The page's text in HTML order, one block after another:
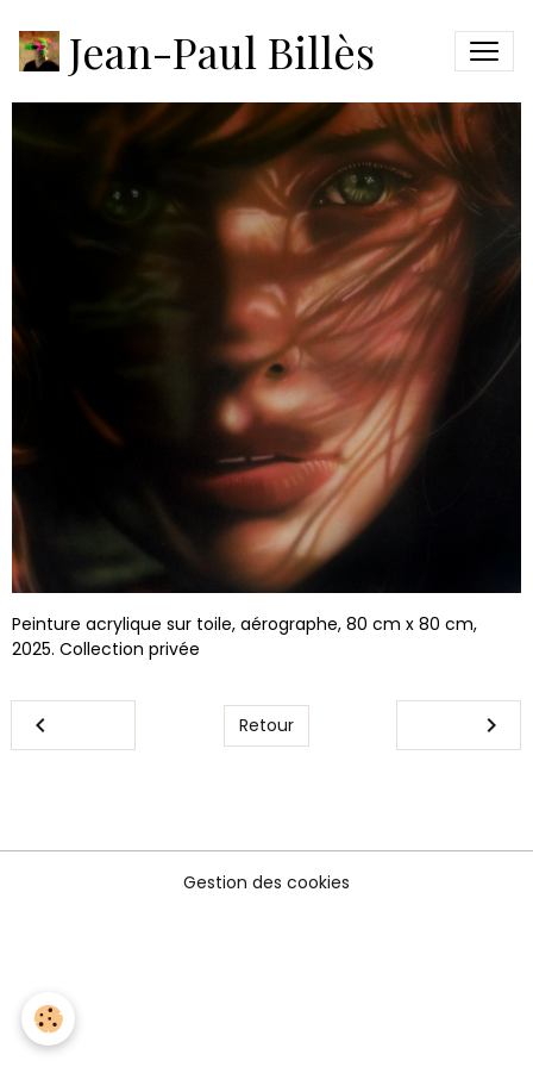
Jean-Paul Billès
EMOTION #22
Peinture acrylique sur toile, aérographe, 80 cm x 80 cm,
2025. Collection privée
Retour
Gestion des cookies